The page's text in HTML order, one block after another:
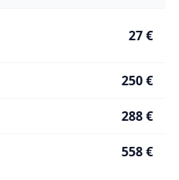
27 €
250 €
288 €
558 €